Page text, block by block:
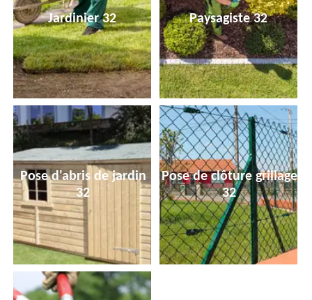
Jardinier 32 Paysagiste 32
Pose d'abris de jardin
32
Pose de clôture grillage
32